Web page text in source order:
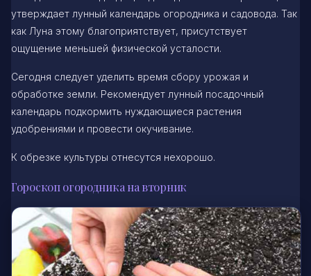
утверждает лунный календарь огородника и садовода. Так
как Луна этому благоприятствует, присутствует
ощущение меньшей физической усталости.
Сегодня следует уделить время сбору урожая и
обработке земли. Рекомендует лунный посадочный
календарь подкормить нуждающиеся растения
удобрениями и провести окучивание.
К обрезке культуры отнесутся нехорошо.
Гороскоп огородника на вторник